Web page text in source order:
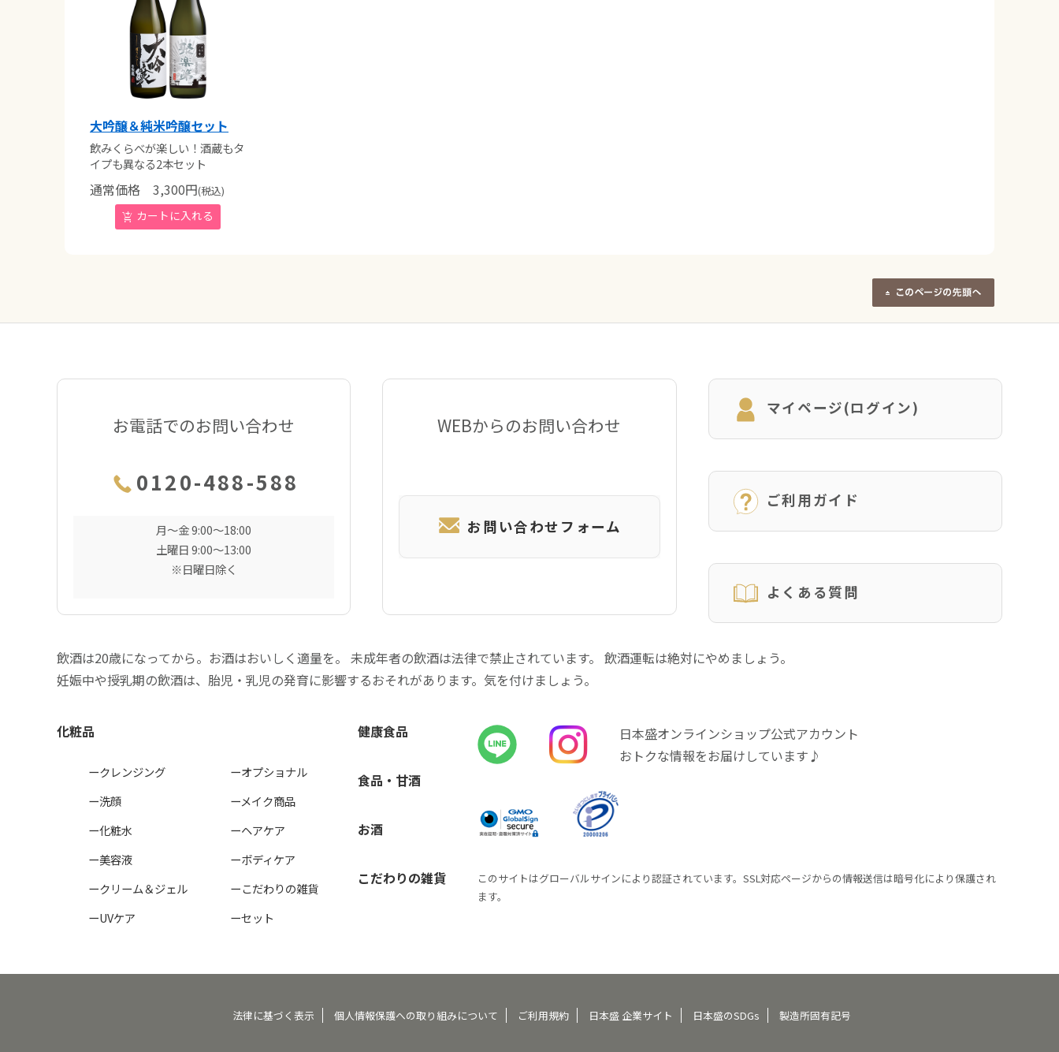
大吟醸＆純米吟醸セット
飲みくらべが楽しい！酒蔵もタ
イプも異なる2本セット
通常価格 3,300円(税込)
お電話でのお問い合わせ
0120-488-588
月〜金 9:00〜18:00
土曜日 9:00〜13:00
※日曜日除く
WEBからのお問い合わせ
お問い合わせフォーム
マイページ(ログイン)
ご利用ガイド
よくある質問
飲酒は20歳になってから。お酒はおいしく適量を。 未成年者の飲酒は法律で禁止されています。 飲酒運転は絶対にやめましょう。
妊娠中や授乳期の飲酒は、胎児・乳児の発育に影響するおそれがあります。気を付けましょう。
化粧品
ークレンジング
ー洗顔
ー化粧水
ー美容液
ークリーム＆ジェル
ーUVケア
ーオプショナル
ーメイク商品
ーヘアケア
ーボディケア
ーこだわりの雑貨
ーセット
健康食品
食品・甘酒
お酒
こだわりの雑貨
日本盛オンラインショップ公式アカウント
おトクな情報をお届けしています♪
このサイトはグローバルサインにより認証されています。SSL対応ページからの情報送信は暗号化により保護され
ます。
法律に基づく表示 個人情報保護への取り組みについて ご利用規約 日本盛 企業サイト 日本盛のSDGs 製造所固有記号